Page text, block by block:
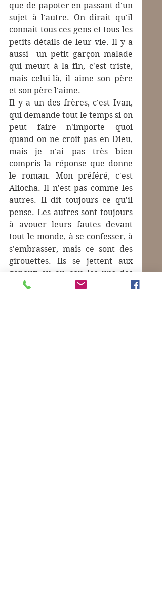
que de papoter en passant d'un
sujet à l'autre. On dirait qu'il
connaît tous ces gens et tous les
petits détails de leur vie. Il y a
aussi  un petit garçon malade
qui meurt à la fin, c'est triste,
mais celui-là, il aime son père
et son père l'aime.
Il y a un des frères, c'est Ivan,
qui demande tout le temps si on
peut faire n'importe quoi
quand on ne croit pas en Dieu,
mais je n'ai pas très bien
compris la réponse que donne
le roman. Mon préféré, c'est
Aliocha. Il n'est pas comme les
autres. Il dit toujours ce qu'il
pense. Les autres sont toujours
à avouer leurs fautes devant
tout le monde, à se confesser, à
s'embrasser, mais ce sont des
girouettes. Ils se jettent aux
genoux ou au cou les uns des
autres et puis ils se crachent à